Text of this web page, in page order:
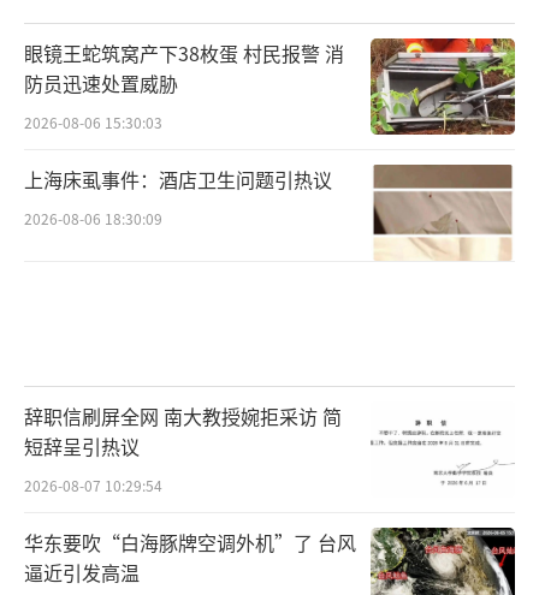
毅力和坚定的信念，迅速恢复了状态，再次回
到跳台上。
陈芋汐同样面临成长中的困扰。随着年龄
的增长，她必须不断调整自己的技术和心态，
以适应更高水平的赛事。尽管如此，她始终保
持着积极乐观的态度，并在教练和队友的帮助
下一次次克服了困难。面对外界的各种声音，
艺和强大的心理素质，连续取得了优异的成
绩。
曾经在网络上激烈争论的网友们，渐渐意
识到全红婵和陈芋汐是一个密不可分的整体，
她们的成功离不开彼此的支持与合作。因此，
眼镜王蛇筑窝产下38枚蛋 村民报警 消
防员迅速处置威胁
2026-08-06 15:30:03
上海床虱事件：酒店卫生问题引热议
2026-08-06 18:30:09
辞职信刷屏全网 南大教授婉拒采访 简
短辞呈引热议
2026-08-07 10:29:54
华东要吹“白海豚牌空调外机”了 台风
逼近引发高温